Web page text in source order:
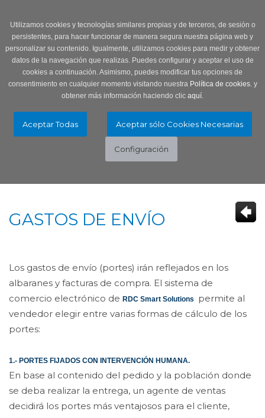
Utilizamos cookies y tecnologías similares propias y de terceros, de sesión o
persistentes, para hacer funcionar de manera segura nuestra página web y
personalizar su contenido. Igualmente, utilizamos cookies para medir y obtener
datos de la navegación que realizas. Puedes configurar y aceptar el uso de
cookies a continuación. Asimismo, puedes modificar tus opciones de
consentimiento en cualquier momento visitando nuestra Política de cookies.y
obtener más información haciendo clic aquí.
GASTOS DE ENVÍO
Los gastos de envío (portes) irán reflejados en los
albaranes y facturas de compra. El sistema de
comercio electrónico de RDC Smart Solutions
permite al
vendedor elegir entre varias formas de cálculo de los
portes:
1.- PORTES FIJADOS CON INTERVENCIÓN HUMANA.
En base al contenido del pedido y la población donde
se deba realizar la entrega, un agente de ventas
decidirá los portes más ventajosos para el cliente,